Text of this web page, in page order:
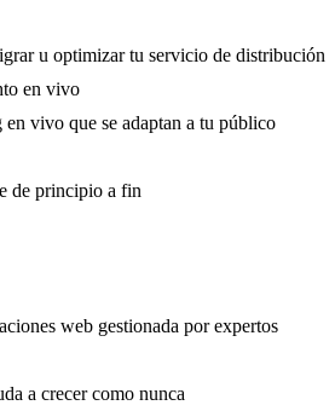
u optimizar tu servicio de distribución
en vivo
en vivo que se adaptan a tu público
de principio a fin
web gestionada por expertos
a crecer como nunca